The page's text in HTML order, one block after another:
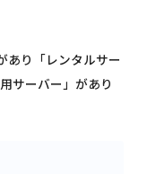
あり「レンタルサー
サーバー」があり